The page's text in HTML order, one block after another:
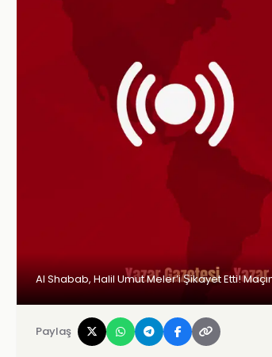
Al Shabab, Halil Umut Meler’i Şikayet Etti!
Paylaş